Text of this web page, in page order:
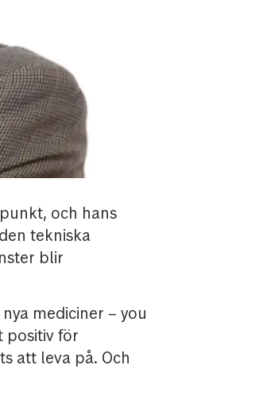
och hans
tekniska
blir
mediciner – you
positiv för
att leva på. Och